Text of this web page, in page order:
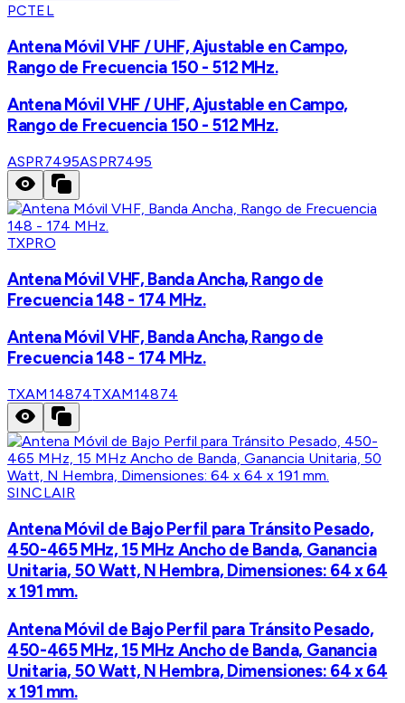
PCTEL
Antena Móvil VHF / UHF, Ajustable en Campo,
Rango de Frecuencia 150 - 512 MHz.
Antena Móvil VHF / UHF, Ajustable en Campo,
Rango de Frecuencia 150 - 512 MHz.
ASPR7495ASPR7495
TXPRO
Antena Móvil VHF, Banda Ancha, Rango de
Frecuencia 148 - 174 MHz.
Antena Móvil VHF, Banda Ancha, Rango de
Frecuencia 148 - 174 MHz.
TXAM14874TXAM14874
SINCLAIR
Antena Móvil de Bajo Perfil para Tránsito Pesado,
450-465 MHz, 15 MHz Ancho de Banda, Ganancia
Unitaria, 50 Watt, N Hembra, Dimensiones: 64 x 64
x 191 mm.
Antena Móvil de Bajo Perfil para Tránsito Pesado,
450-465 MHz, 15 MHz Ancho de Banda, Ganancia
Unitaria, 50 Watt, N Hembra, Dimensiones: 64 x 64
x 191 mm.